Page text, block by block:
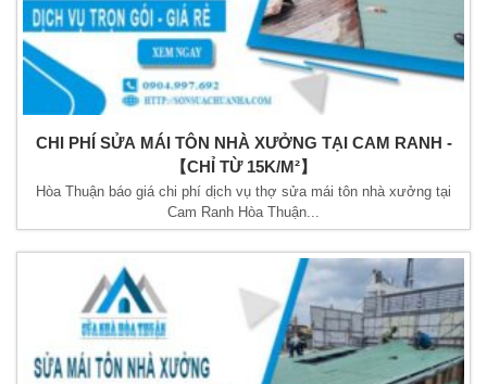
CHI PHÍ SỬA MÁI TÔN NHÀ XƯỞNG TẠI CAM RANH -
【CHỈ TỪ 15K/M²】
Hòa Thuận báo giá chi phí dịch vụ thợ sửa mái tôn nhà xưởng tại
Cam Ranh Hòa Thuận...